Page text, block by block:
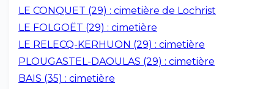
LE CONQUET (29) : cimetière de Lochrist
LE FOLGOËT (29) : cimetière
LE RELECQ-KERHUON (29) : cimetière
PLOUGASTEL-DAOULAS (29) : cimetière
BAIS (35) : cimetière